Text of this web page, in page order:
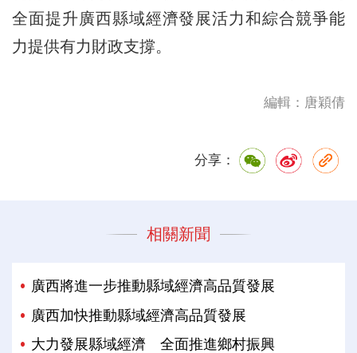
全面提升廣西縣域經濟發展活力和綜合競爭能
力提供有力財政支撐。
編輯：唐穎倩
分享：
相關新聞
廣西將進一步推動縣域經濟高品質發展
廣西加快推動縣域經濟高品質發展
大力發展縣域經濟 全面推進鄉村振興